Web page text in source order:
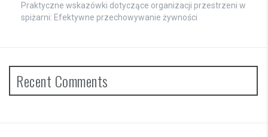
Praktyczne wskazówki dotyczące organizacji przestrzeni w
spiżarni: Efektywne przechowywanie żywności
Recent Comments